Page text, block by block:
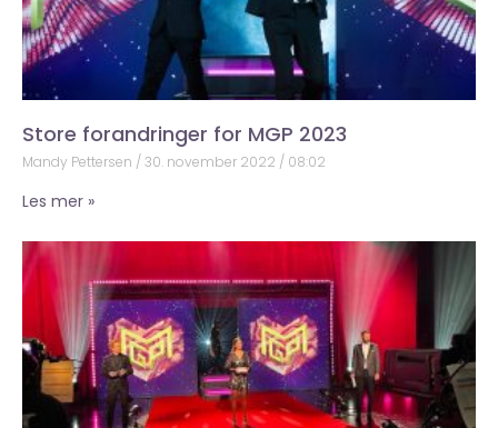
Store forandringer for MGP 2023
Mandy Pettersen 30. november 2022 08:02
Les mer »